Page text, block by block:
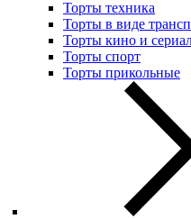
Торты техника
Торты в виде
Торты кино и
Торты спорт
Торты прикольные